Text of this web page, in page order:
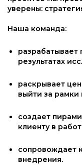
уверены:
Наша команда:
разрабатывает
результатах
раскрывает
выйти за рамки
создает
клиенту в
сопровождает
внедрения.